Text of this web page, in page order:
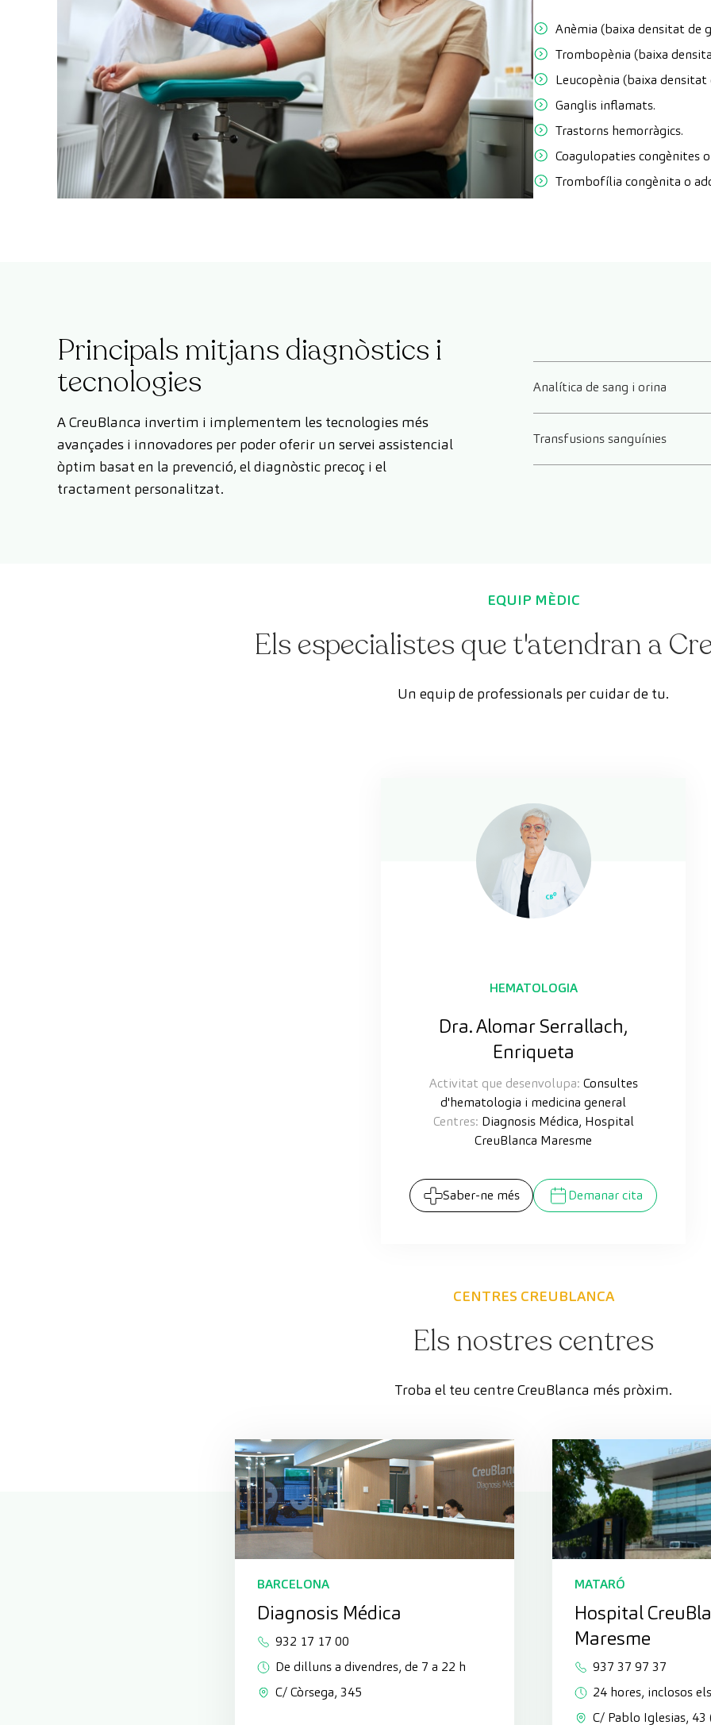
Anèmia (baixa densitat de
Trombopènia (baixa
Leucopènia (baixa
Ganglis inflamats.
Trastorns hemorràgics.
Coagulopaties congènites
Trombofília congènita o
Principals mitjans diagnòstics i
tecnologies
A CreuBlanca invertim i implementem les tecnologies més
avançades i innovadores per poder oferir un servei assistencial
òptim basat en la prevenció, el diagnòstic precoç i el
tractament personalitzat.
Analítica de sang i orina
Transfusions sanguínies
EQUIP MÈDIC
Els especialistes que t'atendran a
Un equip de professionals per cuidar de tu.
HEMATOLOGIA
Dra. Alomar Serrallach,
Enriqueta
Activitat que desenvolupa: Consultes
d'hematologia i medicina general
Centres: Diagnosis Médica, Hospital
CreuBlanca Maresme
Saber-ne més Demanar cita
CENTRES CREUBLANCA
Els nostres centres
Troba el teu centre CreuBlanca més pròxim.
BARCELONA
Diagnosis Médica
932 17 17 00
De dilluns a divendres, de 7 a 22 h
C/ Còrsega, 345
MATARÓ
Hospital
Maresme
937 37 97 37
24 hores, inclosos
C/ Pablo Iglesias,